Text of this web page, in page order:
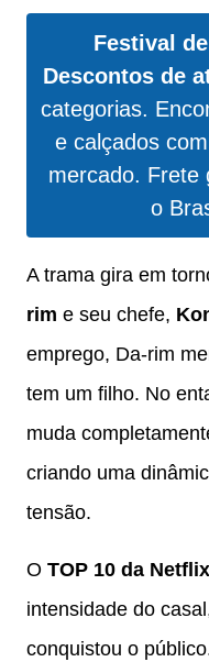
Festival
Descontos de
categorias.
e calçados
mercado. Frete
o
A trama gira em
rim e seu chefe,
emprego, Da-rim
tem um filho. No
muda
criando uma
tensão.
O TOP 10 da Netflix
intensidade do
conquistou o